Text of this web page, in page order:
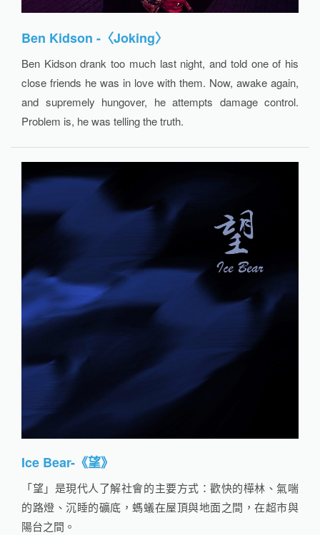
Ben Kidson -〈Joking〉
Ben Kidson drank too much last night, and told one of his
close friends he was in love with them. Now, awake again,
and supremely hungover, he attempts damage control.
Problem is, he was telling the truth.
Ice Bear-《望》
「望」是現代人了解社會的主要方式：歡快的樺林、氣喘
的路燈、沉睡的礦底，螞蟻在屋頂與地面之間，在超市與
陽台之間。